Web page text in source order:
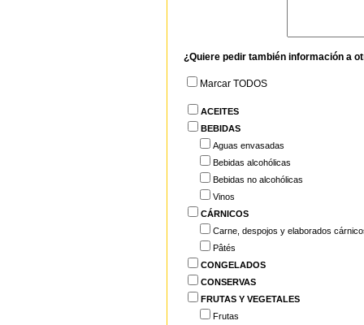
¿Quiere pedir también información a
Marcar TODOS
ACEITES
BEBIDAS
Aguas envasadas
Bebidas alcohólicas
Bebidas no alcohólicas
Vinos
CÁRNICOS
Carne, despojos y elaborados
Pâtés
CONGELADOS
CONSERVAS
FRUTAS Y VEGETALES
Frutas